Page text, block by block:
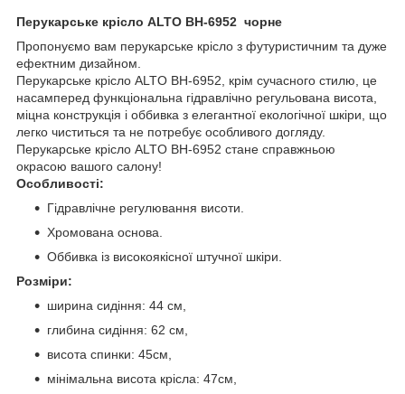
Перукарське крісло ALTO BH-6952 чорне
Пропонуємо вам перукарське крісло з футуристичним та дуже
ефектним дизайном.
Перукарське крісло ALTO BH-6952, крім сучасного стилю, це
насамперед функціональна гідравлічно регульована висота,
міцна конструкція і оббивка з елегантної екологічної шкіри, що
легко чиститься та не потребує особливого догляду.
Перукарське крісло ALTO BH-6952 стане справжньою
окрасою вашого салону!
Особливості:
Гідравлічне регулювання висоти.
Хромована основа.
Оббивка із високоякісної штучної шкіри.
Розміри:
ширина сидіння: 44 см,
глибина сидіння: 62 см,
висота спинки: 45см,
мінімальна висота крісла: 47см,